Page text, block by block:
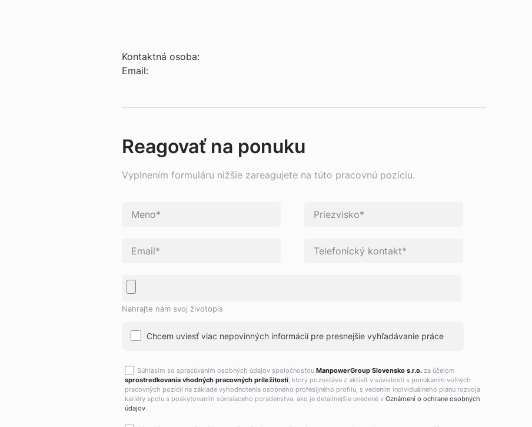
Kontaktná osoba:
Email:
Reagovať na ponuku
Vyplnením formuláru nižšie zareagujete na túto pracovnú pozíciu.
Nahrajte nám svoj životopis
Chcem uviesť viac nepovinných informácií pre presnejšie vyhľadávanie práce
Súhlasím so spracúvaním osobných údajov spoločnosťou ManpowerGroup Slovensko s.r.o. za účelom
sprostredkovania vhodných pracovných príležitostí, ktorý pozostáva z aktivít v súvislosti s ponúkaním voľných
pracovných pozícií na základe vyhodnotenia osobného profesijného profilu, s vedením individuálneho plánu rozvoja
kariéry spolu s poskytovaním súvisiaceho poradenstva, ako je detailnejšie uvedené v Oznámení o ochrane osobných
údajov.